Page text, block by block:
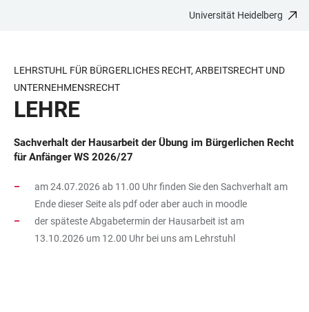
BARRIEREFREIHEIT
Universität Heidelberg
LEHRSTUHL FÜR BÜRGERLICHES RECHT, ARBEITSRECHT UND
UNTERNEHMENSRECHT
LEHRE
Sachverhalt der Hausarbeit der Übung im Bürgerlichen Recht
für Anfänger WS 2026/27
am 24.07.2026 ab 11.00 Uhr finden Sie den Sachverhalt am
Ende dieser Seite als pdf oder aber auch in moodle
der späteste Abgabetermin der Hausarbeit ist am
13.10.2026 um 12.00 Uhr bei uns am Lehrstuhl